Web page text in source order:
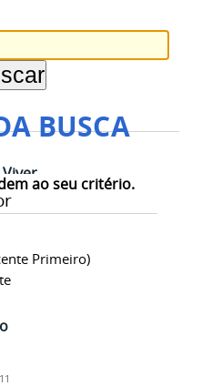
BUSCA
ao seu critério.
Primeiro)
a II Semana